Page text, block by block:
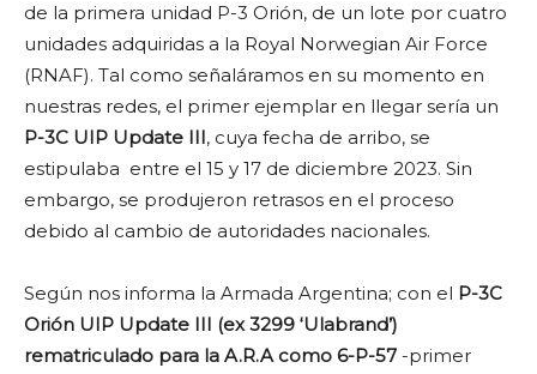
de la primera unidad P-3 Orión, de un lote por cuatro
unidades adquiridas a la Royal Norwegian Air Force
(RNAF). Tal como señaláramos en su momento en
nuestras redes, el primer ejemplar en llegar sería un
P-3C UIP Update III, cuya fecha de arribo, se
estipulaba entre el 15 y 17 de diciembre 2023. Sin
embargo, se produjeron retrasos en el proceso
debido al cambio de autoridades nacionales.
Según nos informa la Armada Argentina; con el P-3C
Orión UIP Update III (ex 3299 ‘Ulabrand’)
rematriculado para la A.R.A como 6-P-57 -primer